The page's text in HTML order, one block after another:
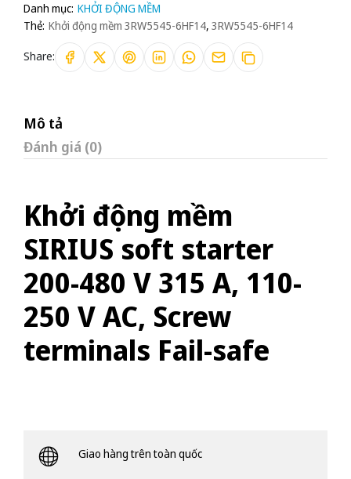
Danh mục: KHỞI ĐỘNG MỀM
Thẻ: Khởi động mềm 3RW5545-6HF14, 3RW5545-6HF14
Share:
Mô tả
Đánh giá (0)
Khởi động mềm
SIRIUS soft starter
200-480 V 315 A, 110-
250 V AC, Screw
terminals Fail-safe
Giao hàng trên toàn quốc